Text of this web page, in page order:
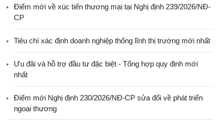
Điểm mới về xúc tiến thương mại tại Nghị định 239/2026/NĐ-
CP
Tiêu chí xác định doanh nghiệp thống lĩnh thị trường mới nhất
Ưu đãi và hỗ trợ đầu tư đặc biệt - Tổng hợp quy định mới
nhất
Điểm mới Nghị định 230/2026/NĐ-CP sửa đổi về phát triển
ngoại thương